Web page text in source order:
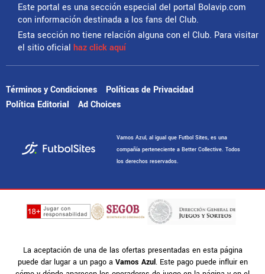
Este portal es una sección especial del portal Bolavip.com
con información destinada a los fans del Club.
Esta sección no tiene relación alguna con el Club. Para visitar
el sitio oficial haz click aquí
Términos y Condiciones
Políticas de Privacidad
Política Editorial
Ad Choices
Vamos Azul, al igual que Futbol Sites, es una
compañía perteneciente a Better Collective. Todos
los derechos reservados.
La aceptación de una de las ofertas presentadas en esta página
puede dar lugar a un pago a Vamos Azul. Este pago puede influir en